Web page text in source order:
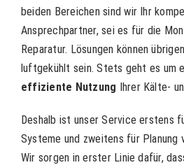
beiden Bereichen sind wir Ihr
Ansprechpartner, sei es für die
Reparatur. Lösungen können
luftgekühlt sein. Stets geht es um
effiziente Nutzung Ihrer Kälte-
Deshalb ist unser Service erstens
Systeme und zweitens für Planung
Wir sorgen in erster Linie dafür,